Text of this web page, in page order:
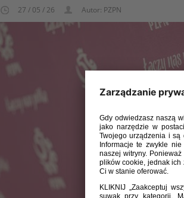
27 / 05 / 26 Autor: PZPN